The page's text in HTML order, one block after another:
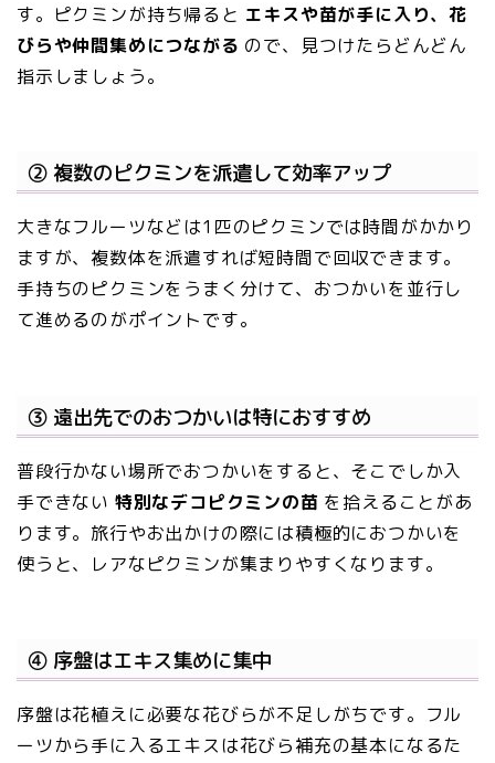
す。ピクミンが持ち帰ると エキスや苗が手に入り、花
びらや仲間集めにつながる ので、見つけたらどんどん
指示しましょう。
② 複数のピクミンを派遣して効率アップ
大きなフルーツなどは1匹のピクミンでは時間がかかり
ますが、複数体を派遣すれば短時間で回収できます。
手持ちのピクミンをうまく分けて、おつかいを並行し
て進めるのがポイントです。
③ 遠出先でのおつかいは特におすすめ
普段行かない場所でおつかいをすると、そこでしか入
手できない 特別なデコピクミンの苗 を拾えることがあ
ります。旅行やお出かけの際には積極的におつかいを
使うと、レアなピクミンが集まりやすくなります。
④ 序盤はエキス集めに集中
序盤は花植えに必要な花びらが不足しがちです。フル
ーツから手に入るエキスは花びら補充の基本になるた